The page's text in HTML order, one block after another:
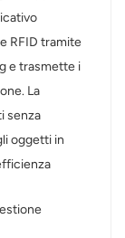
RFID tramite
e trasmette i
La
senza
oggetti in